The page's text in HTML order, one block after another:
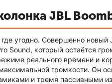
JBL
угодно. Совершенно новый
Sound, который остаётся
реального времени и
громкости. Он
и тремя пассивными